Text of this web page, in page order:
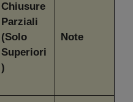
Chiusure
Parziali
(Solo
Superiori
)
Note